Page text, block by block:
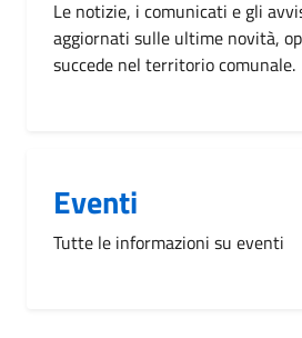
Le notizie, i comunicati e gli
aggiornati sulle ultime novità,
succede nel territorio comunale.
Eventi
Tutte le informazioni su eventi